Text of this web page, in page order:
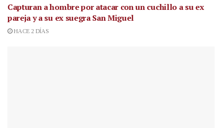
Capturan a hombre por atacar con un cuchillo a su ex
pareja y a su ex suegra San Miguel
HACE 2 DÍAS